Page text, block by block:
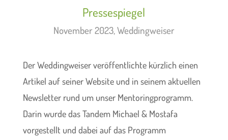
Pressespiegel
November 2023, Weddingweiser
Der Weddingweiser veröffentlichte kürzlich einen
Artikel auf seiner Website und in seinem aktuellen
Newsletter rund um unser Mentoringprogramm.
Darin wurde das Tandem Michael & Mostafa
vorgestellt und dabei auf das Programm